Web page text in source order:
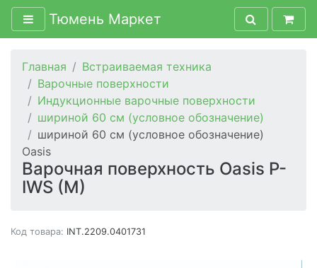
Тюмень Маркет
Главная
Встраиваемая техника
Варочные поверхности
Индукционные варочные поверхности
шириной 60 см (условное обозначение)
шириной 60 см (условное обозначение)
Oasis
Варочная поверхность Oasis P-
IWS (M)
Код товара: INT.2209.0401731